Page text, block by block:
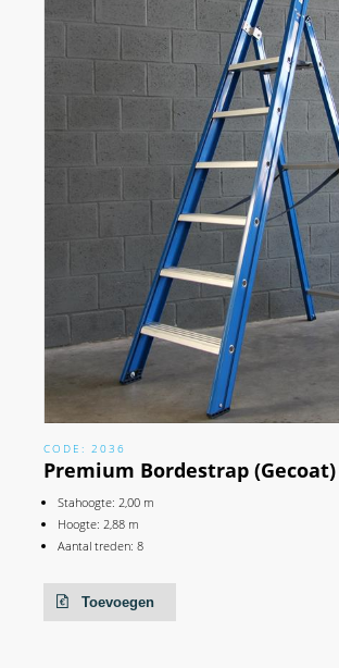
CODE: 2036
Premium Bordestrap
Stahoogte: 2,00 m
Hoogte: 2,88 m
Aantal treden: 8
Toevoegen